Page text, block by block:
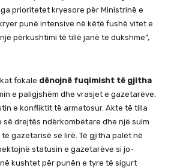
prioritetet kryesore për Ministrinë e
punë intensive në këtë fushë vitet e
përkushtimi të tillë janë të dukshme”,
fokale dënojnë fuqimisht të gjitha
e paligjshëm dhe vrasjet e gazetarëve,
e konfliktit të armatosur. Akte të tilla
së drejtës ndërkombëtare dhe një sulm
gazetarisë së lirë. Të gjitha palët në
statusin e gazetarëve si jo-
kushtet për punën e tyre të sigurt